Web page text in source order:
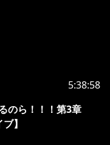
5:38:58
のら！！！第3章
】